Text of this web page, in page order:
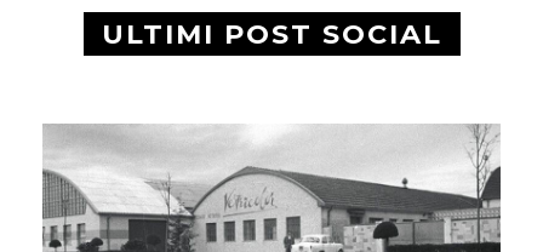
ULTIMI POST SOCIAL